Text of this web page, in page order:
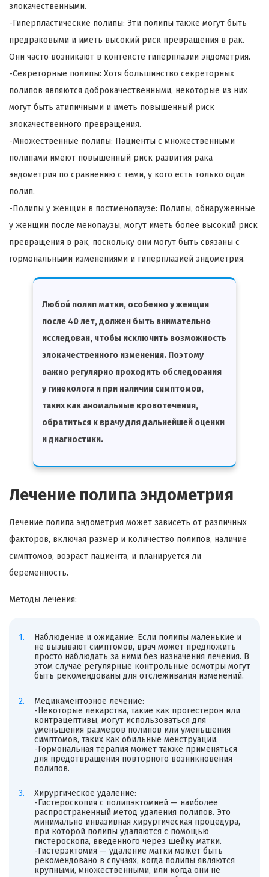
злокачественными.
-Гиперпластические полипы: Эти полипы также могут быть
предраковыми и иметь высокий риск превращения в рак.
Они часто возникают в контексте гиперплазии эндометрия.
-Секреторные полипы: Хотя большинство секреторных
полипов являются доброкачественными, некоторые из них
могут быть атипичными и иметь повышенный риск
злокачественного превращения.
-Множественные полипы: Пациенты с множественными
полипами имеют повышенный риск развития рака
эндометрия по сравнению с теми, у кого есть только один
полип.
-Полипы у женщин в постменопаузе: Полипы, обнаруженные
у женщин после менопаузы, могут иметь более высокий риск
превращения в рак, поскольку они могут быть связаны с
гормональными изменениями и гиперплазией эндометрия.
Любой полип матки, особенно у женщин
после 40 лет, должен быть внимательно
исследован, чтобы исключить возможность
злокачественного изменения. Поэтому
важно регулярно проходить обследования
у гинеколога и при наличии симптомов,
таких как аномальные кровотечения,
обратиться к врачу для дальнейшей оценки
и диагностики.
Лечение полипа эндометрия
Лечение полипа эндометрия может зависеть от различных
факторов, включая размер и количество полипов, наличие
симптомов, возраст пациента, и планируется ли
беременность.
Методы лечения:
Наблюдение и ожидание: Если полипы маленькие и
не вызывают симптомов, врач может предложить
просто наблюдать за ними без назначения лечения. В
этом случае регулярные контрольные осмотры могут
быть рекомендованы для отслеживания изменений.
Медикаментозное лечение:
-Некоторые лекарства, такие как прогестерон или
контрацептивы, могут использоваться для
уменьшения размеров полипов или уменьшения
симптомов, таких как обильные менструации.
-Гормональная терапия может также применяться
для предотвращения повторного возникновения
полипов.
Хирургическое удаление:
-Гистероскопия с полипэктомией — наиболее
распространенный метод удаления полипов. Это
минимально инвазивная хирургическая процедура,
при которой полипы удаляются с помощью
гистероскопа, введенного через шейку матки.
-Гистерэктомия — удаление матки может быть
рекомендовано в случаях, когда полипы являются
крупными, множественными, или когда они не